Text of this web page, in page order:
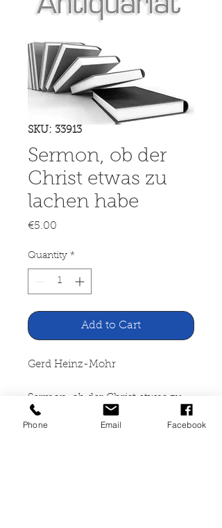
SKU: 33913
Sermon, ob der
Christ etwas zu
lachen habe
€5.00
Quantity *
Add to Cart
Gerd Heinz-Mohr
Sermon, ob der Christ etwas zu
lachen habe
Phone Email Facebook